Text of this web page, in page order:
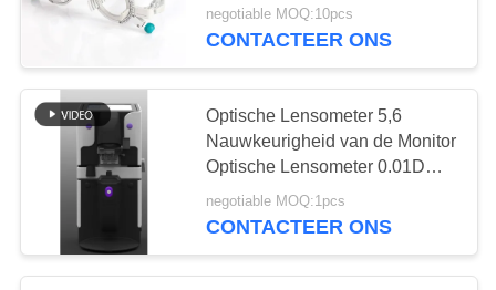
KWALITEITSCONTROLE
CONTACTEER
ONS
VERZOEK
OM EEN
CITAAT
Reeks van de
optometrie de
Proeflens
negotiable MOQ:10pcs
CONTACTEER ONS
Optische Lensometer 5,6
Nauwkeurigheid van de Monitor
Optische Lensometer 0.01D
van Duim de Regelbare TFT
LCD met Alumiunm-Geval
negotiable MOQ:1pcs
CONTACTEER ONS